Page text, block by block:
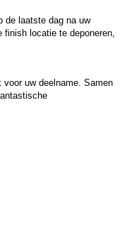
de laatste dag na uw
finish locatie te deponeren,
uw deelname. Samen